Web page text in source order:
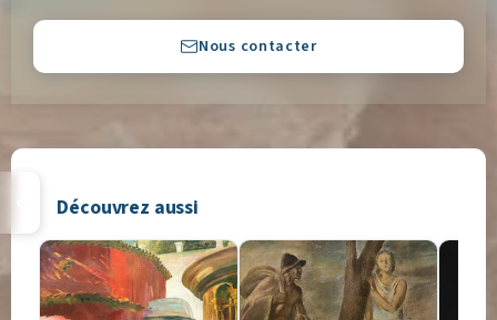
Nous contacter
Découvrez aussi